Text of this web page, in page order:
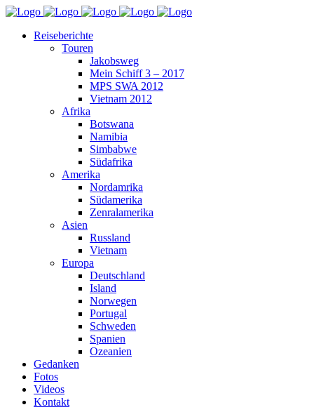
Reiseberichte
Touren
Jakobsweg
Mein Schiff 3 – 2017
MPS SWA 2012
Vietnam 2012
Afrika
Botswana
Namibia
Simbabwe
Südafrika
Amerika
Nordamrika
Südamerika
Zenralamerika
Asien
Russland
Vietnam
Europa
Deutschland
Island
Norwegen
Portugal
Schweden
Spanien
Ozeanien
Gedanken
Fotos
Videos
Kontakt